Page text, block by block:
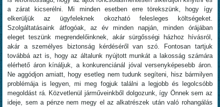
a zárat kicserélni. Mi minden esetben erre törekszünk, hogy így
elkerüljük az ügyfeleknek okozható felesleges költségeket.
Szolgáltatásaink átfogóak, az év minden napján, minden órájában
eleget teszünk megrendelőinknek, akár sürgősségi házhoz hívásról,
akár a személyes biztonság kérdéséről van szó. Fontosan tartjuk
továbbá azt is, hogy az általunk nyújtott munkát a lakosság számára
elérhető áron kínáljuk, a konkurenciánál jóval versenyképesebb áron.
Ne aggódjon amiatt, hogy esetleg nem tudunk segíteni, hisz bármilyen
problémája is legyen, mi meg fogjuk találni a legjobb és legolcsóbb
megoldást rá. Közvetlenül járműveinkből dolgozunk, így Önnek sem az
ideje, sem a pénze nem megy el az alkatrészek után való rohangálás